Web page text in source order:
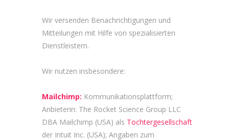
Wir versenden Benachrichtigungen und
Mitteilungen mit Hilfe von spezialisierten
Dienstleistern.
Wir nutzen insbesondere:
Mailchimp: Kommunikationsplattform;
Anbieterin: The Rocket Science Group LLC
DBA Mailchimp (USA) als Tochtergesellschaft
der Intuit Inc. (USA); Angaben zum